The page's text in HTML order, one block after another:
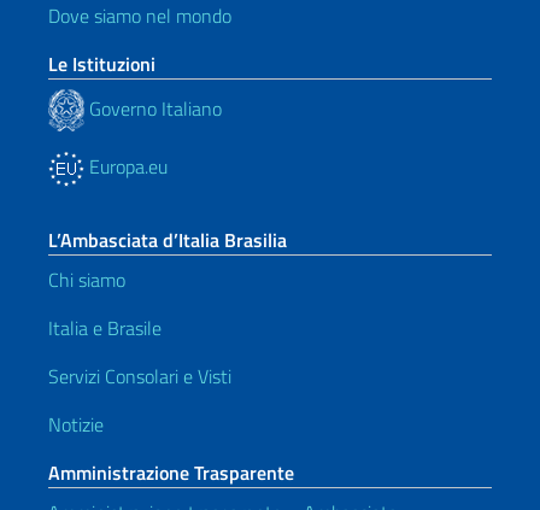
Dove siamo nel mondo
Le Istituzioni
Governo Italiano
Europa.eu
L’Ambasciata d’Italia Brasilia
Chi siamo
Italia e Brasile
Servizi Consolari e Visti
Notizie
Amministrazione Trasparente